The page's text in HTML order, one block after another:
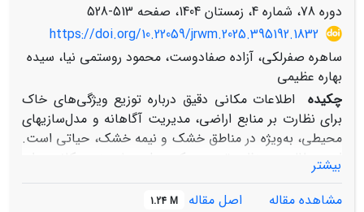
دوره 78، شماره 4، زمستان 1404، صفحه
513-528
https://doi.org/10.22059/jrwm.2025.395192.1832
ساهره صفرلکی، آزاده صفادوست، محمود روستمی نیا، سیده
بهاره عظیمی
چکیده
اطلاعات مکانی دقیق درباره توزیع ویژگی‌های خاک
برای نظارت بر منابع اراضی، مدیریت آگاهانه و مدل‌سازی­های
محیطی، به‌ویژه در مناطق خشک و نیمه خشک، حیاتی است.
این مطالعه به‌منظور توسعه یک مدل پیش‌بینی مکانی برای
شوری خاک در دشت میمه، شهرستان دهلران، با استفاده از
بیشتر
مشاهده مقاله
اصل مقاله 1.24 M